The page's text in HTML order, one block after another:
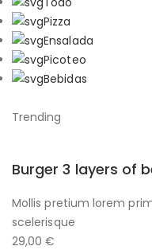
Pizza
Ensalada
Picoteo
Bebidas
Trending
Burger 3 layers of
Mollis pretium lorem
scelerisque
29,00 €